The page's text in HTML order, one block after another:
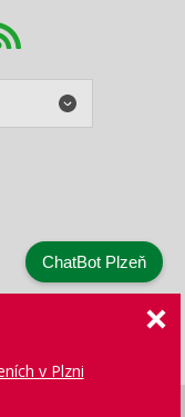
v Plzni
ChatBot Plzeň